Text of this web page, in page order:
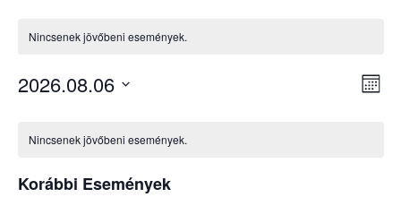
Nincsenek jövőbeni események.
2026.08.06
Események
Nincsenek jövőbeni események.
Korábbi Események